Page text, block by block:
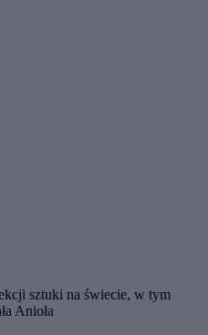
sztuki na świecie, w tym
Anioła